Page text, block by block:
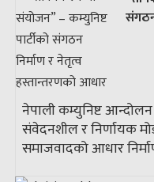
नेपाली कम्युनिष्ट
संवेदनशील र निर्णायक
समाजवादको आधार